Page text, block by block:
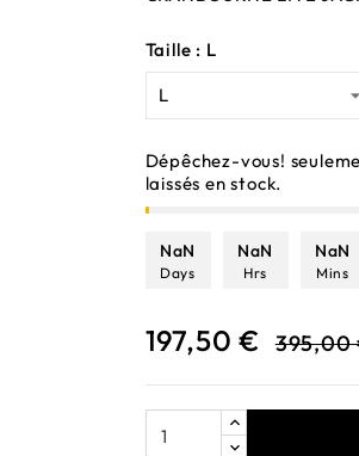
Taille : L
Dépêchez-vous!
laissés en stock.
NaN
Days
NaN
Hrs
NaN
Mins
197,50 € 395,00